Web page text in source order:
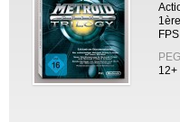
FPS
12+